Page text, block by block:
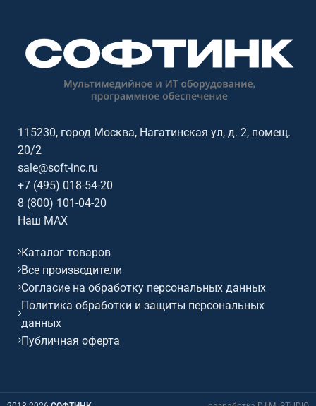
29х22,5х38 см., Вес: 8,9 кг.
115230, город Москва, Нагатинская ул, д. 2, помещ.
20/2
sale@soft-inc.ru
+7 (495) 018-54-20
8 (800) 101-04-20
Наш MAX
Каталог товаров
Все производители
Согласие на обработку персональных данных
Политика обработки и защиты персональных
данных
Публичная оферта